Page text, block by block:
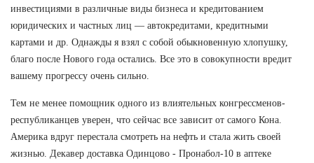
инвестициями в различные виды бизнеса и кредитованием
юридических и частных лиц — автокредитами, кредитными
картами и др. Однажды я взял с собой обыкновенную хлопушку,
благо после Нового года остались. Все это в совокупности вредит
вашему прогрессу очень сильно.
Тем не менее помощник одного из влиятельных конгрессменов-
республиканцев уверен, что сейчас все зависит от самого Кона.
Америка вдруг перестала смотреть на нефть и стала жить своей
жизнью. Декавер доставка Одинцово - Пронабол-10 в аптеке